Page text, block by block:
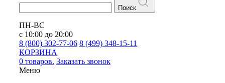
Поиск
ПН-ВС
с 10:00 до 20:00
8 (800) 302-77-06 8 (499) 348-15-11
КОРЗИНА
0 товаров. Заказать звонок
Меню